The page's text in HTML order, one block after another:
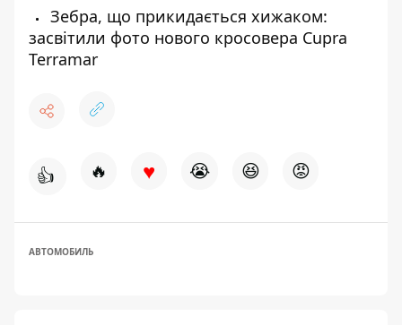
Зебра, що прикидається хижаком:
засвітили фото нового кросовера Cupra
Terramar
👍 🔥 ♥ 😭 😆 😡
АВТОМОБИЛЬ